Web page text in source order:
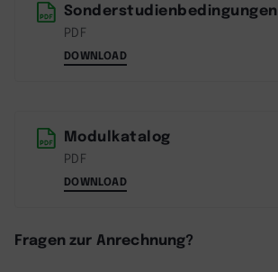
Sonderstudienbedingungen
PDF
DOWNLOAD
Modulkatalog
PDF
DOWNLOAD
Fragen zur Anrechnung?